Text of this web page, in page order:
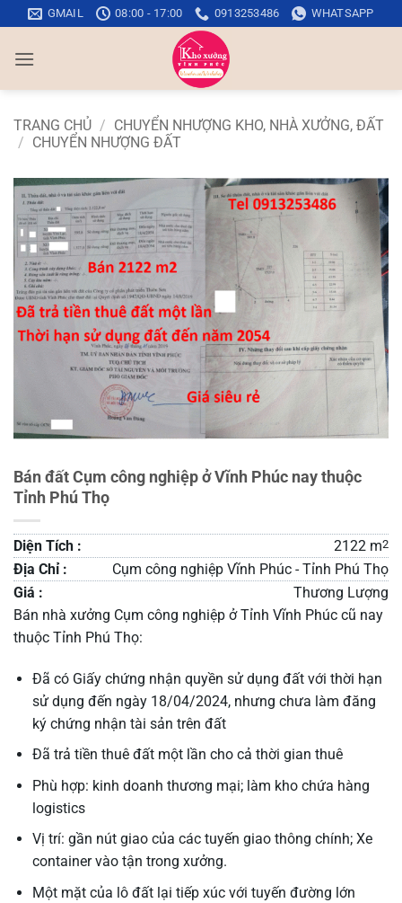
qua
nội
GMAIL 08:00 - 17:00 0913253486 WHATSAPP
TRANG CHỦ / CHUYỂN NHƯỢNG KHO, NHÀ XƯỞNG, ĐẤT
/ CHUYỂN NHƯỢNG ĐẤT
Bán đất Cụm công nghiệp ở Vĩnh Phúc nay thuộc
Tỉnh Phú Thọ
Diện Tích : 2122 m2
Địa Chỉ :
Cụm công nghiệp Vĩnh Phúc - Tỉnh Phú Thọ
Giá :
Thương Lượng
Bán nhà xưởng Cụm công nghiệp ở Tỉnh Vĩnh Phúc cũ nay
thuộc Tỉnh Phú Thọ:
Đã có Giấy chứng nhận quyền sử dụng đất với thời hạn
sử dụng đến ngày 18/04/2024, nhưng chưa làm đăng
ký chứng nhận tài sản trên đất
Đã trả tiền thuê đất một lần cho cả thời gian thuê
Phù hợp: kinh doanh thương mại; làm kho chứa hàng
logistics
Vị trí: gần nút giao của các tuyến giao thông chính; Xe
container vào tận trong xưởng.
Một mặt của lô đất lại tiếp xúc với tuyến đường lớn